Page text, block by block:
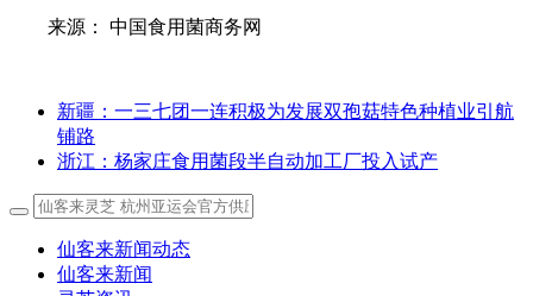
来源： 中国食用菌商务网
新疆：一三七团一连积极为发展双孢菇特色种植业引航
铺路
浙江：杨家庄食用菌段半自动加工厂投入试产
仙客来新闻动态
仙客来新闻